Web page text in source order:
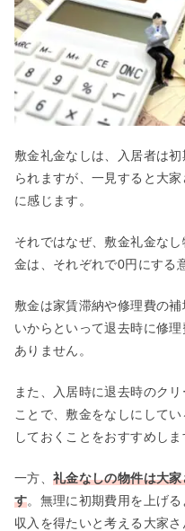
敷金礼金なしは、入居者は
られますが、一見すると大
に感じます。
それではなぜ、敷金礼金な
金は、それぞれで0円にする
敷金は家賃滞納や修理費の
いからといって退去時に修
ありません。
また、入居時に退去時のク
ことで、敷金をなしにして
しておくことをおすすめしま
一方、礼金なしの物件は大
す。無理に初期費用を上げ
収入を得たいと考える大家さ